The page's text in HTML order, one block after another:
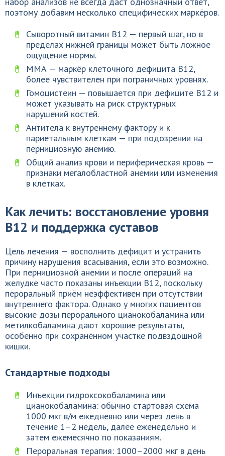
поэтому добавим несколько специфических маркёров.
Сыворотный витамин B12 — первый шаг, но в
пределах нижней границы может быть ложное
ощущение нормы.
ММА — маркёр клеточного дефицита B12,
более чувствителен при пограничных уровнях.
Гомоцистеин — повышается при дефиците B12 и
может указывать на риск структурных
нарушений костей.
Антитела к внутреннему фактору и к
париетальным клеткам — при подозрении на
пернициозную анемию.
Общий анализ крови и периферическая кровь —
признаки мегалобластной анемии или изменения
в клетках.
Как лечить: восстановление уровня
B12 и поддержка суставов
Цель лечения — восполнить дефицит и устранить
причину нарушения всасывания, если это возможно.
При пернициозной анемии и после операций на
желудке часто показаны инъекции B12, поскольку
пероральный приём неэффективен при отсутствии
внутреннего фактора. Однако у многих пациентов
высокие дозы перорального цианокобаламина или
метилкобаламина дают хорошие результаты,
особенно при сохранённом участке подвздошной
кишки.
Стандартные подходы
Инъекции гидроксокобаламина или
цианокобаламина: обычно стартовая схема
1000 мкг в/м ежедневно или через день в
течение 1–2 недель, далее еженедельно и
затем ежемесячно по показаниям.
Пероральная терапия: 1000–2000 мкг в день